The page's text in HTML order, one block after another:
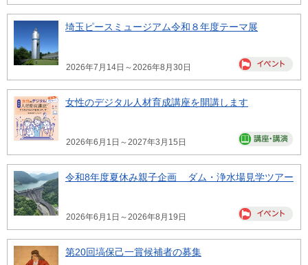
埼玉ピースミュージアム令和８年度テーマ展
2026年7月14日～2026年8月30日
女性のデジタル人材育成講座を開講します
2026年6月1日～2027年3月15日
令和8年度夏休み親子企画 ダム・浄水場見学ツアー
2026年6月1日～2026年8月19日
第20回塙保己一賞候補者の募集